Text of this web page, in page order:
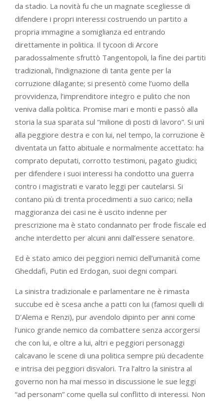
da stadio. La novità fu che un magnate scegliesse di
difendere i propri interessi costruendo un partito a
propria immagine a somiglianza ed entrando
direttamente in politica. Il tycoon di Arcore
paradossalmente sfruttò Tangentopoli, la fine dei partiti
tradizionali, l’indignazione di tanta gente per la
corruzione dilagante; si presentò come l’uomo della
provvidenza, l’imprenditore integro e pulito che non
veniva dalla politica. Promise mari e monti e passò alla
storia la sua sparata sul “milione di posti di lavoro”. Si unì
alla peggiore destra e con lui, nel tempo, la corruzione è
diventata un fatto abituale e normalmente accettato: ha
comprato deputati, corrotto testimoni, pagato giudici;
per difendere i suoi interessi ha condotto una guerra
contro i magistrati e varato leggi per cautelarsi. Si
contano più di trenta procedimenti a suo carico; nella
maggioranza dei casi ne è uscito indenne per
prescrizione ma è stato condannato per frode fiscale ed
anche interdetto per alcuni anni dall’essere senatore.
Ed è stato amico dei peggiori nemici dell’umanità come
Gheddafi, Putin ed Erdogan, suoi degni compari.
La sinistra tradizionale e parlamentare ne è rimasta
succube ed è scesa anche a patti con lui (famosi quelli di
D’Alema e Renzi), pur avendolo dipinto per anni come
l’unico grande nemico da combattere senza accorgersi
che con lui, e oltre a lui, altri e peggiori personaggi
calcavano le scene di una politica sempre più decadente
e intrisa dei peggiori disvalori. Tra l’altro la sinistra al
governo non ha mai messo in discussione le sue leggi
“ad personam” come quella sul conflitto di interessi. Non